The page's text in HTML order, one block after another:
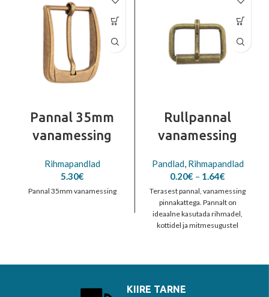
Pannal 35mm
vanamessing
Rihmapandlad
5.30€
Pannal 35mm vanamessing
Rullpannal
vanamessing
Pandlad, Rihmapandlad
0.20€ – 1.64€
range:
0.20€
through
1.64€
Terasest pannal, vanamessing
pinnakattega. Pannalt on
ideaalne kasutada rihmadel,
kottidel ja mitmesugustel
KIIRE TARNE